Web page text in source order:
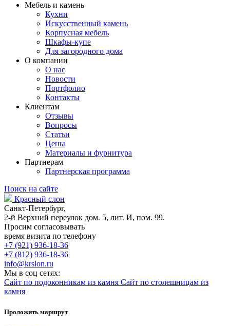
Мебель и камень
Кухни
Искусственный камень
Корпусная мебель
Шкафы-купе
Для загородного дома
О компании
О нас
Новости
Портфолио
Контакты
Клиентам
Отзывы
Вопросы
Статьи
Цены
Материалы и фурнитура
Партнерам
Партнерская программа
Поиск на сайте
Красный слон
Санкт-Петербург,
2-й Верхний переулок дом. 5, лит. И, пом. 99.
Просим согласовывать
время визита по телефону
+7 (921) 936-18-36
+7 (812) 936-18-36
info@krslon.ru
Мы в соц сетях:
Сайт по подоконникам из камня Сайт по столешницам из
камня
Проложить маршрут